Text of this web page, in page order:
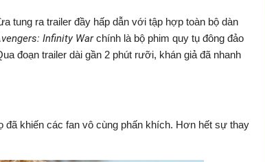
tung ra trailer đầy hấp dẫn với tập hợp toàn bộ dàn
Infinity Warchính là bộ phim quy tụ đông đảo
đoạn trailer dài gần 2 phút rưỡi, khán giả đã nhanh
khiến các fan vô cùng phấn khích. Hơn hết sự thay